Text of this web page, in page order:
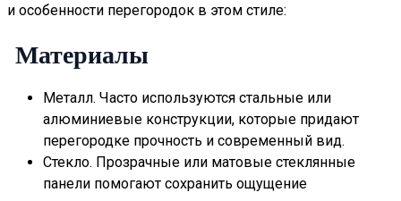
и особенности перегородок в этом стиле:
Материалы
Металл. Часто используются стальные или
алюминиевые конструкции, которые придают
перегородке прочность и современный вид.
Стекло. Прозрачные или матовые стеклянные
панели помогают сохранить ощущение